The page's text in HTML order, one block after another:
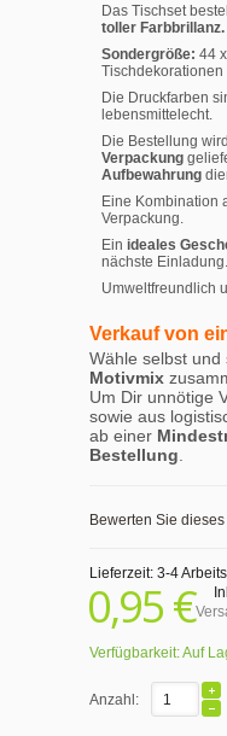
Das Tischset
toller Farbbrillanz.
Sondergröße: 44
Tischdekorationen
Die Druckfarben
lebensmittelecht.
Die Bestellung
Verpackung
Aufbewahrung
Eine Kombination
Verpackung.
Ein ideales
nächste Einladung.
Umweltfreundlich
Verkauf von
Wähle selbst und
Motivmix
Um Dir unnötige
sowie aus
ab einer
Bestellung.
Bewerten Sie
Lieferzeit: 3-4
0,95 €
Verfügbarkeit:Auf
Anzahl: